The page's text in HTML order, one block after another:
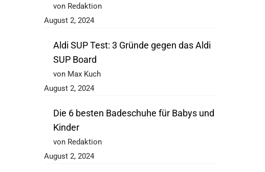
von Redaktion
August 2, 2024
Aldi SUP Test: 3 Gründe gegen das Aldi
SUP Board
von Max Kuch
August 2, 2024
Die 6 besten Badeschuhe für Babys und
Kinder
von Redaktion
August 2, 2024